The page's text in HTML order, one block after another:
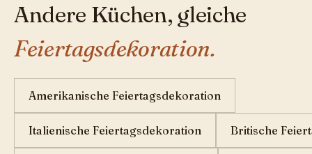
Andere Küchen, gleiche
Feiertagsdekoration.
Amerikanische Feiertagsdekoration
Italienische Feiertagsdekoration Britische